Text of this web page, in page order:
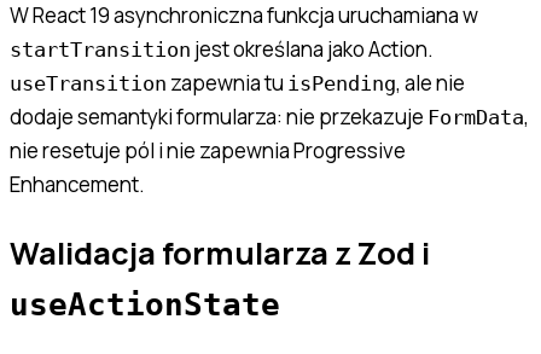
W React 19 asynchroniczna funkcja uruchamiana w
startTransition jest określana jako Action.
useTransition zapewnia tu isPending, ale nie
dodaje semantyki formularza: nie przekazuje FormData,
nie resetuje pól i nie zapewnia Progressive
Enhancement.
Walidacja formularza z Zod i
useActionState